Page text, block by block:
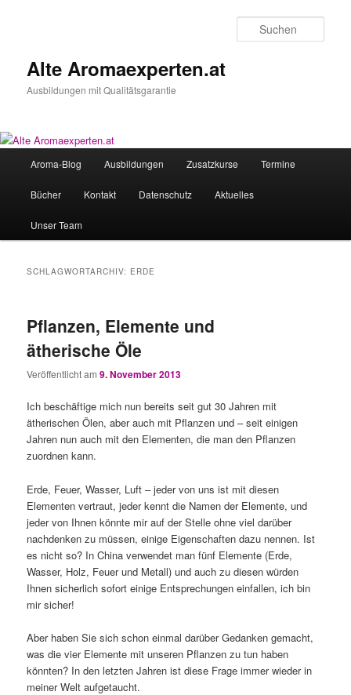
Alte Aromaexperten.at
Ausbildungen mit Qualitätsgarantie
Aroma-Blog Ausbildungen Zusatzkurse Termine
Bücher Kontakt Datenschutz Aktuelles
Unser Team
SCHLAGWORTARCHIV: ERDE
Pflanzen, Elemente und
ätherische Öle
Veröffentlicht am9. November 2013
Ich beschäftige mich nun bereits seit gut 30 Jahren mit
ätherischen Ölen, aber auch mit Pflanzen und – seit einigen
Jahren nun auch mit den Elementen, die man den Pflanzen
zuordnen kann.
Erde, Feuer, Wasser, Luft – jeder von uns ist mit diesen
Elementen vertraut, jeder kennt die Namen der Elemente, und
jeder von Ihnen könnte mir auf der Stelle ohne viel darüber
nachdenken zu müssen, einige Eigenschaften dazu nennen. Ist
es nicht so? In China verwendet man fünf Elemente (Erde,
Wasser, Holz, Feuer und Metall) und auch zu diesen würden
Ihnen sicherlich sofort einige Entsprechungen einfallen, ich bin
mir sicher!
Aber haben Sie sich schon einmal darüber Gedanken gemacht,
was die vier Elemente mit unseren Pflanzen zu tun haben
könnten? In den letzten Jahren ist diese Frage immer wieder in
meiner Welt aufgetaucht.